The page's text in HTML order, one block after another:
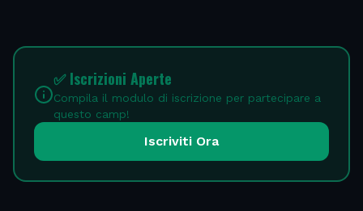
✅ Iscrizioni Aperte
Compila il modulo di iscrizione per partecipare a
questo camp!
Iscriviti Ora